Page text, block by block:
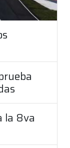
la 8va